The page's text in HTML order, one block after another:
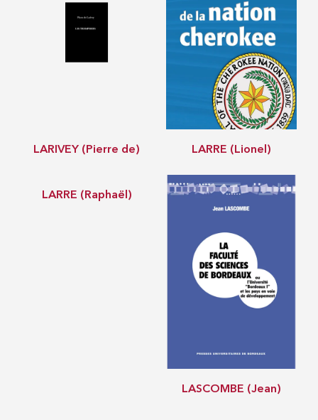
LARIVEY (Pierre de) LARRE (Lionel)
LARRE (Raphaël)
LASCOMBE (Jean)